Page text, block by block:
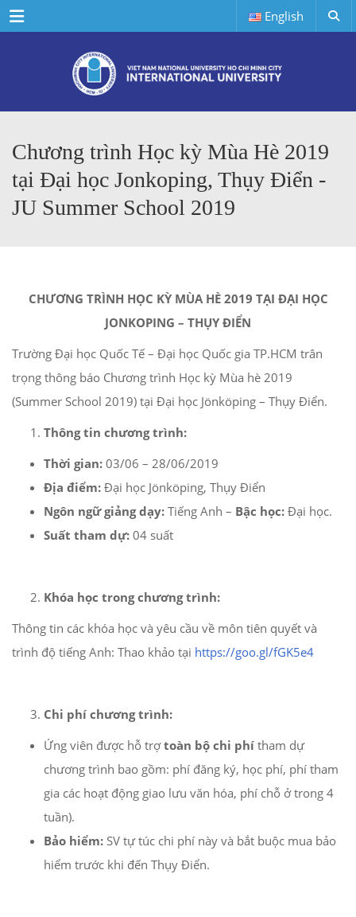
Menu English
Chương trình Học kỳ Mùa Hè 2019
tại Đại học Jonkoping, Thụy Điển -
JU Summer School 2019
CHƯƠNG TRÌNH HỌC KỲ MÙA HÈ 2019 TẠI ĐẠI HỌC
JONKOPING – THỤY ĐIỂN
Trường Đại học Quốc Tế – Đại học Quốc gia TP.HCM trân
trọng thông báo Chương trình Học kỳ Mùa hè 2019
(Summer School 2019) tại Đại học Jönköping – Thụy Điển.
Thông tin chương trình:
Thời gian: 03/06 – 28/06/2019
Địa điểm: Đại học Jönköping, Thụy Điển
Ngôn ngữ giảng dạy: Tiếng Anh – Bậc học: Đại học.
Suất tham dự: 04 suất
Khóa học trong chương trình:
Thông tin các khóa học và yêu cầu về môn tiên quyết và
trình độ tiếng Anh: Thao khảo tại https://goo.gl/fGK5e4
Chi phí chương trình:
Ứng viên được hỗ trợtoàn bộ chi phí tham dự
chương trình bao gồm: phí đăng ký, học phí, phí tham
gia các hoạt động giao lưu văn hóa, phí chỗ ở trong 4
tuần).
Bảo hiểm: SV tự túc chi phí này và bắt buộc mua bảo
hiểm trước khi đến Thụy Điển.